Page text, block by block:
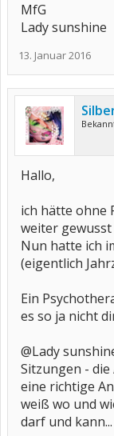
MfG
Lady sunshine
13. Januar 2016
Hallo,
ich hätte ohne
weiter gewusst
Nun hatte ich
(eigentlich
Ein
es so ja nicht
@Lady
Sitzungen -
eine richtige
weiß wo und
darf und kann...